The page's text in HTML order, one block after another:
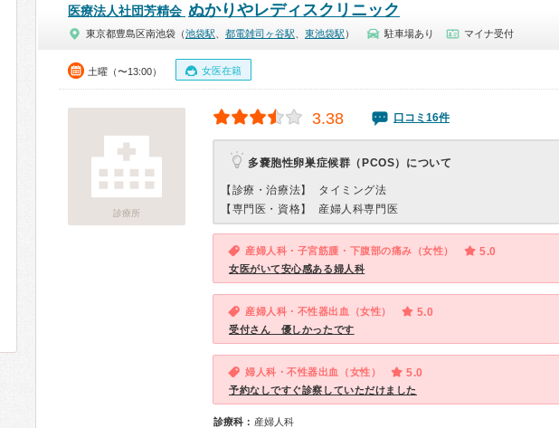
医療法人社団芳精会 ぬかりやレディスクリニック
東京都豊島区南池袋（池袋駅 都電雑司ヶ谷駅 東池袋駅 ） 駐車場あり マイナ受付
土曜（〜13:00） 女医在籍
診療所
3.38 口コミ16件
多嚢胞性卵巣症候群（PCOS）について
【診療・治療法】
タイミング法
【専門医・資格】
産婦人科専門医
産婦人科・子宮筋腫・下腹部の痛み（女性） 5.0
女医がいて安心感ある婦人科
産婦人科・不性器出血（女性） 5.0
受付さん 優しかったです
婦人科・不性器出血（女性） 5.0
予約なしですぐ診察していただけました
診療科： 産婦人科